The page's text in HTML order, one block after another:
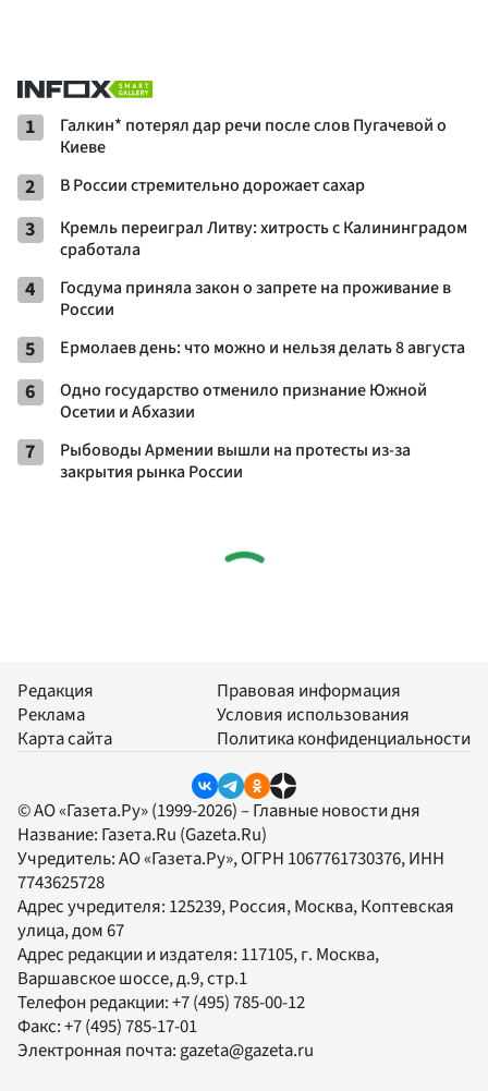
1
Галкин* потерял дар речи после слов Пугачевой о
Киеве
2 В России стремительно дорожает сахар
3
Кремль переиграл Литву: хитрость с Калининградом
сработала
4
Госдума приняла закон о запрете на проживание в
России
5 Ермолаев день: что можно и нельзя делать 8 августа
6
Одно государство отменило признание Южной
Осетии и Абхазии
7
Рыбоводы Армении вышли на протесты из-за
закрытия рынка России
Редакция
Реклама
Карта сайта
Правовая информация
Условия использования
Политика конфиденциальности
© АО «Газета.Ру» (1999-2026) – Главные новости дня
Название: Газета.Ru (Gazeta.Ru)
Учредитель:АО «Газета.Ру», ОГРН 1067761730376, ИНН
7743625728
Адрес учредителя: 125239, Россия, Москва, Коптевская
улица, дом 67
Адрес редакции и издателя: 117105, г. Москва,
Варшавское шоссе, д.9, стр.1
Телефон редакции:+7 (495) 785-00-12
Факс:+7 (495) 785-17-01
Электронная почта:gazeta@gazeta.ru